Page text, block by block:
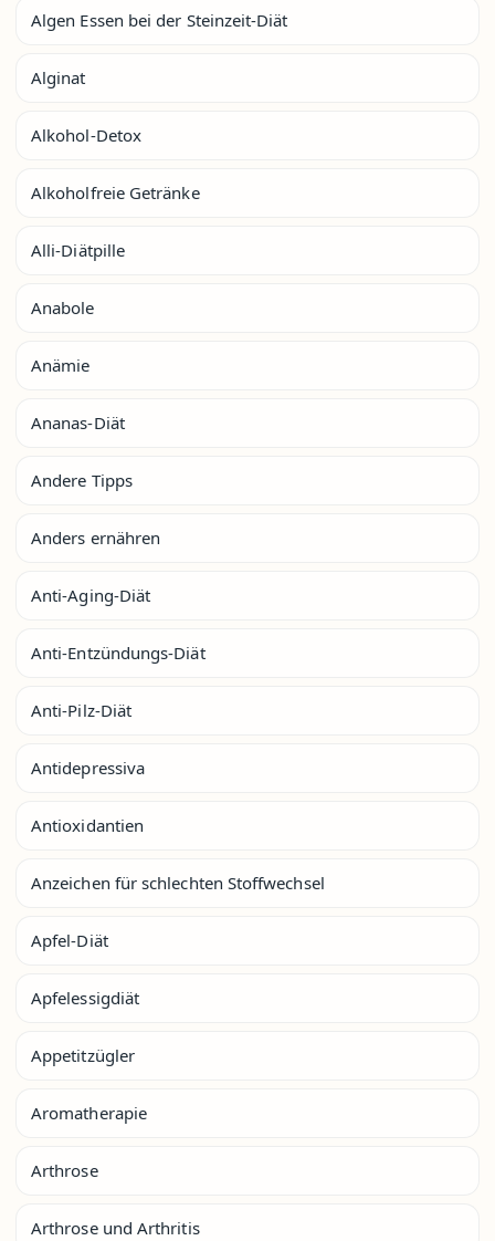
Algen Essen bei der Steinzeit-Diät
Alginat
Alkohol-Detox
Alkoholfreie Getränke
Alli-Diätpille
Anabole
Anämie
Ananas-Diät
Andere Tipps
Anders ernähren
Anti-Aging-Diät
Anti-Entzündungs-Diät
Anti-Pilz-Diät
Antidepressiva
Antioxidantien
Anzeichen für schlechten Stoffwechsel
Apfel-Diät
Apfelessigdiät
Appetitzügler
Aromatherapie
Arthrose
Arthrose und Arthritis